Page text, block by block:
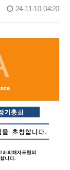
24-11-10 04:20